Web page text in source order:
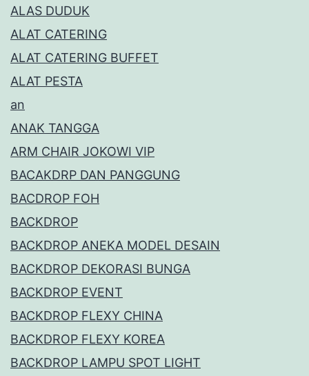
ALAS DUDUK
ALAT CATERING
ALAT CATERING BUFFET
ALAT PESTA
an
ANAK TANGGA
ARM CHAIR JOKOWI VIP
BACAKDRP DAN PANGGUNG
BACDROP FOH
BACKDROP
BACKDROP ANEKA MODEL DESAIN
BACKDROP DEKORASI BUNGA
BACKDROP EVENT
BACKDROP FLEXY CHINA
BACKDROP FLEXY KOREA
BACKDROP LAMPU SPOT LIGHT